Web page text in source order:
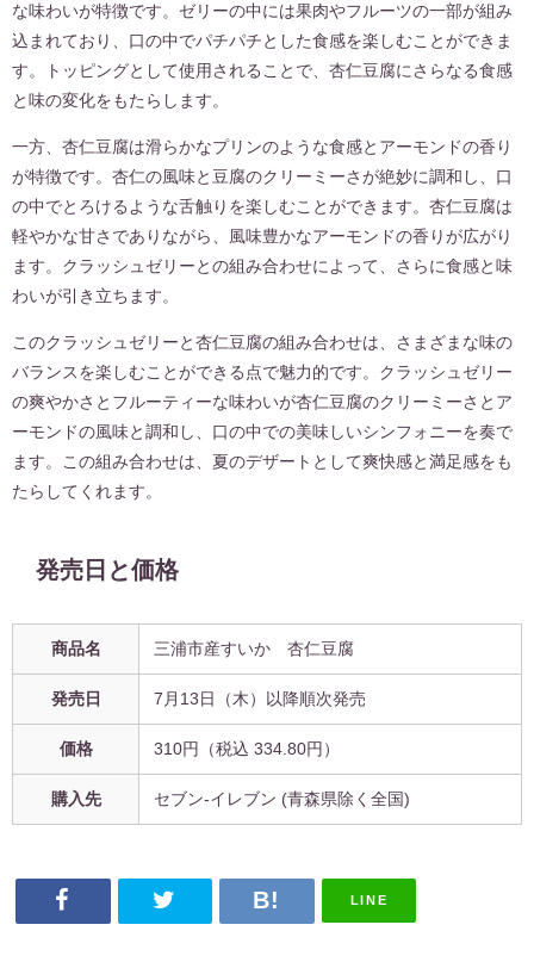
な味わいが特徴です。ゼリーの中には果肉やフルーツの一部が組み
込まれており、口の中でパチパチとした食感を楽しむことができま
す。トッピングとして使用されることで、杏仁豆腐にさらなる食感
と味の変化をもたらします。
一方、杏仁豆腐は滑らかなプリンのような食感とアーモンドの香り
が特徴です。杏仁の風味と豆腐のクリーミーさが絶妙に調和し、口
の中でとろけるような舌触りを楽しむことができます。杏仁豆腐は
軽やかな甘さでありながら、風味豊かなアーモンドの香りが広がり
ます。クラッシュゼリーとの組み合わせによって、さらに食感と味
わいが引き立ちます。
このクラッシュゼリーと杏仁豆腐の組み合わせは、さまざまな味の
バランスを楽しむことができる点で魅力的です。クラッシュゼリー
の爽やかさとフルーティーな味わいが杏仁豆腐のクリーミーさとア
ーモンドの風味と調和し、口の中での美味しいシンフォニーを奏で
ます。この組み合わせは、夏のデザートとして爽快感と満足感をも
たらしてくれます。
発売日と価格
商品名 三浦市産すいか 杏仁豆腐
発売日 7月13日（木）以降順次発売
価格 310円（税込 334.80円）
購入先 セブン-イレブン (青森県除く全国)
LINE